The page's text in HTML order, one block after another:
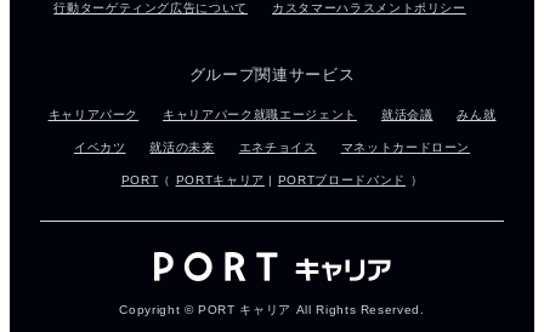
行動ターゲティング広告について カスタマーハラスメントポリシー